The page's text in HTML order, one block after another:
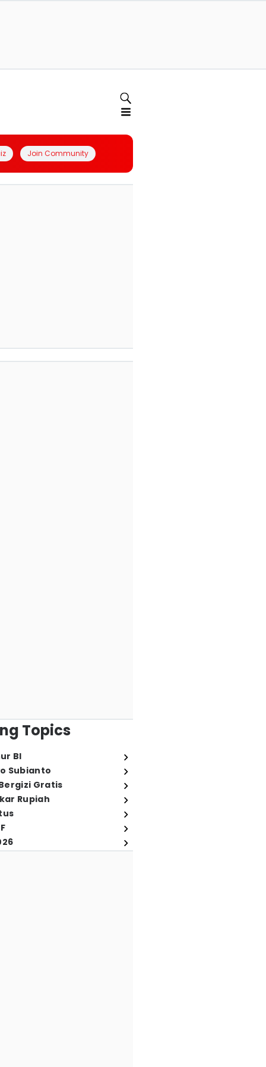
Join Community
Topics
BI
Subianto
Gratis
Rupiah